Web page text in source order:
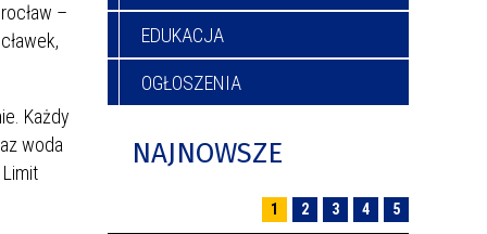
–
Każdy
woda
EDUKACJA
OGŁOSZENIA
NAJNOWSZE
1 2 3 4 5